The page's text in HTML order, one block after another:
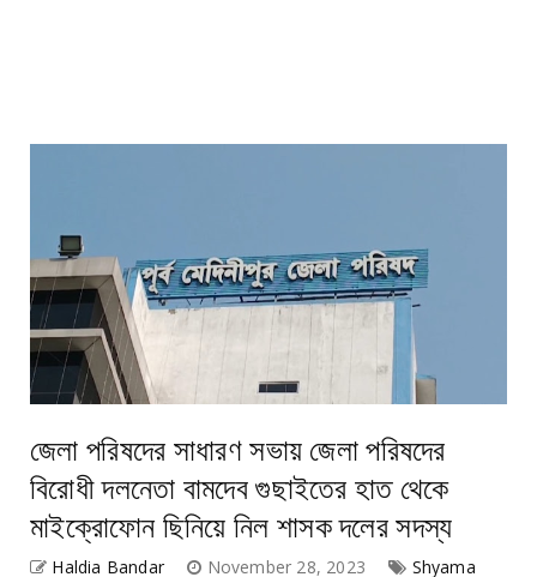
জেলা পরিষদের সাধারণ সভায় জেলা পরিষদের
বিরোধী দলনেতা বামদেব গুছাইতের হাত থেকে
মাইক্রোফোন ছিনিয়ে নিল শাসক দলের সদস্য
Haldia Bandar November 28, 2023
Shyama